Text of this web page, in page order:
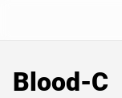
Blood-C